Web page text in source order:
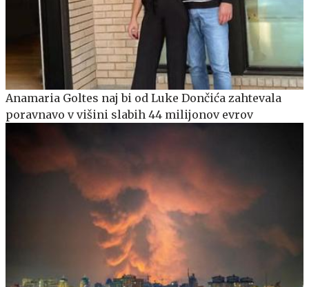
Anamaria Goltes naj bi od Luke Dončića zahtevala
poravnavo v višini slabih 44 milijonov evrov